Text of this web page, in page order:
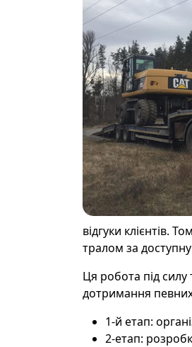
відгуки клієнтів.
тралом за
Ця робота під
дотримання
1-й етап:
2-етап: